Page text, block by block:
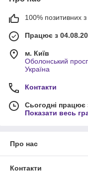
100% позитивних з
Працює з
м. Київ
Оболонський
Україна
Контакти
Сьогодні працює
Показати весь
Про нас
Контакти